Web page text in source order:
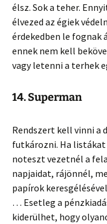
élsz. Sok a teher.
élvezed az égiek
érdekedben le fognak
ennek nem kell
vagy letenni a terhek
14. Superman
Rendszert kell vinni a
futkározni. Ha
noteszt vezetnél a
napjaidat, rájönnél,
papírok
… Esetleg a
kiderülhet, hogy